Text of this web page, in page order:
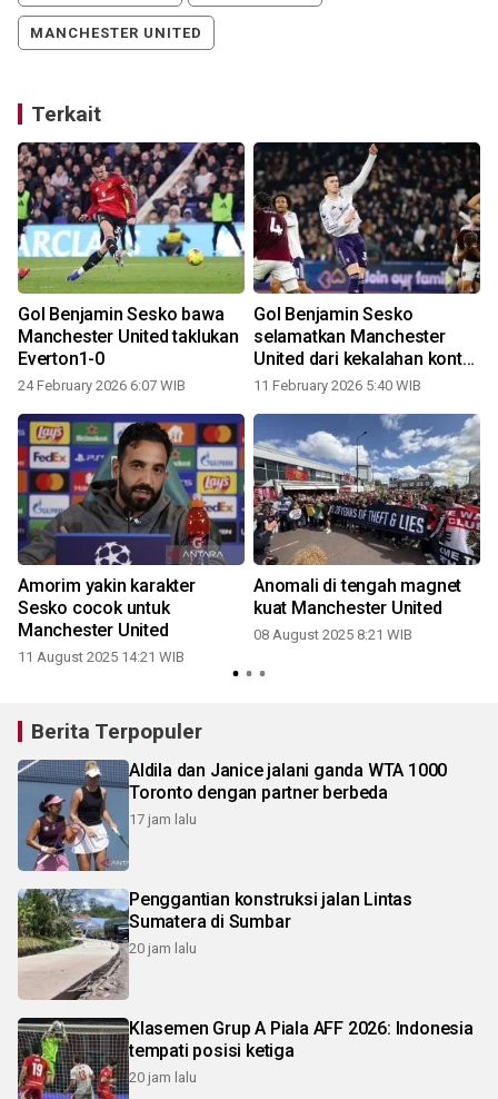
MANCHESTER UNITED
Terkait
Gol Benjamin Sesko bawa
Manchester United taklukan
Everton1-0
24 February 2026 6:07 WIB
Gol Benjamin Sesko
selamatkan Manchester
United dari kekalahan kontra
West Ham
11 February 2026 5:40 WIB
Amorim yakin karakter
Sesko cocok untuk
Manchester United
11 August 2025 14:21 WIB
Anomali di tengah magnet
kuat Manchester United
08 August 2025 8:21 WIB
Berita Terpopuler
Aldila dan Janice jalani ganda WTA 1000
Toronto dengan partner berbeda
17 jam lalu
Penggantian konstruksi jalan Lintas
Sumatera di Sumbar
20 jam lalu
Klasemen Grup A Piala AFF 2026: Indonesia
tempati posisi ketiga
20 jam lalu